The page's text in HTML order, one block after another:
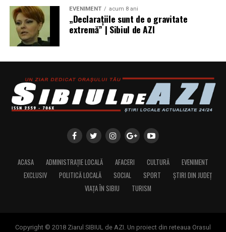
EVENIMENT acum 8 ani
„Declaraţiile sunt de o gravitate
extremă” | Sibiul de AZI
ACASA ADMINISTRAȚIE LOCALĂ AFACERI CULTURĂ
EVENIMENT
EXCLUSIV
POLITICĂ LOCALĂ SOCIAL SPORT
ȘTIRI DIN JUDEȚ
VIAȚA ÎN SIBIU
TURISM
Copyright © 2018 Ziarul SIBIUL de AZI. Un proiect din reteaua Orasul